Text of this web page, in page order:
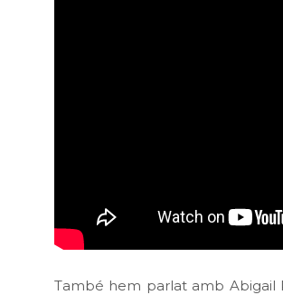
També hem parlat amb Abigail